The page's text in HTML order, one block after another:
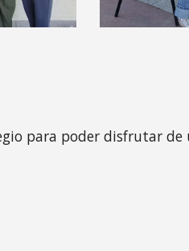
para poder disfrutar